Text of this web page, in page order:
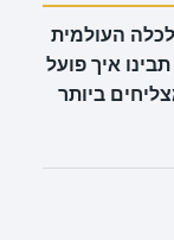
העולמית
איך פועל
ביותר